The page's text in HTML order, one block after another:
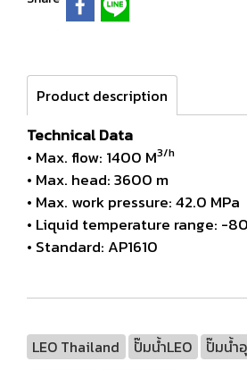
Product description
Technical Data
• Max. flow: 1400 M3/h
• Max. head: 3600 m
• Max. work pressure: 42.0 MPa
• Liquid temperature range: -
• Standard: AP1610
LEO Thailand ปั๊มน้ำLEO
ปั๊มน้ำ